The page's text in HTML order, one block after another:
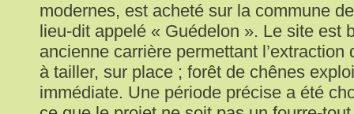
modernes, est acheté sur la commune
lieu-dit appelé « Guédelon ». Le site est
ancienne carrière permettant l’extraction
à tailler, sur place ; forêt de chênes
immédiate. Une période précise a été